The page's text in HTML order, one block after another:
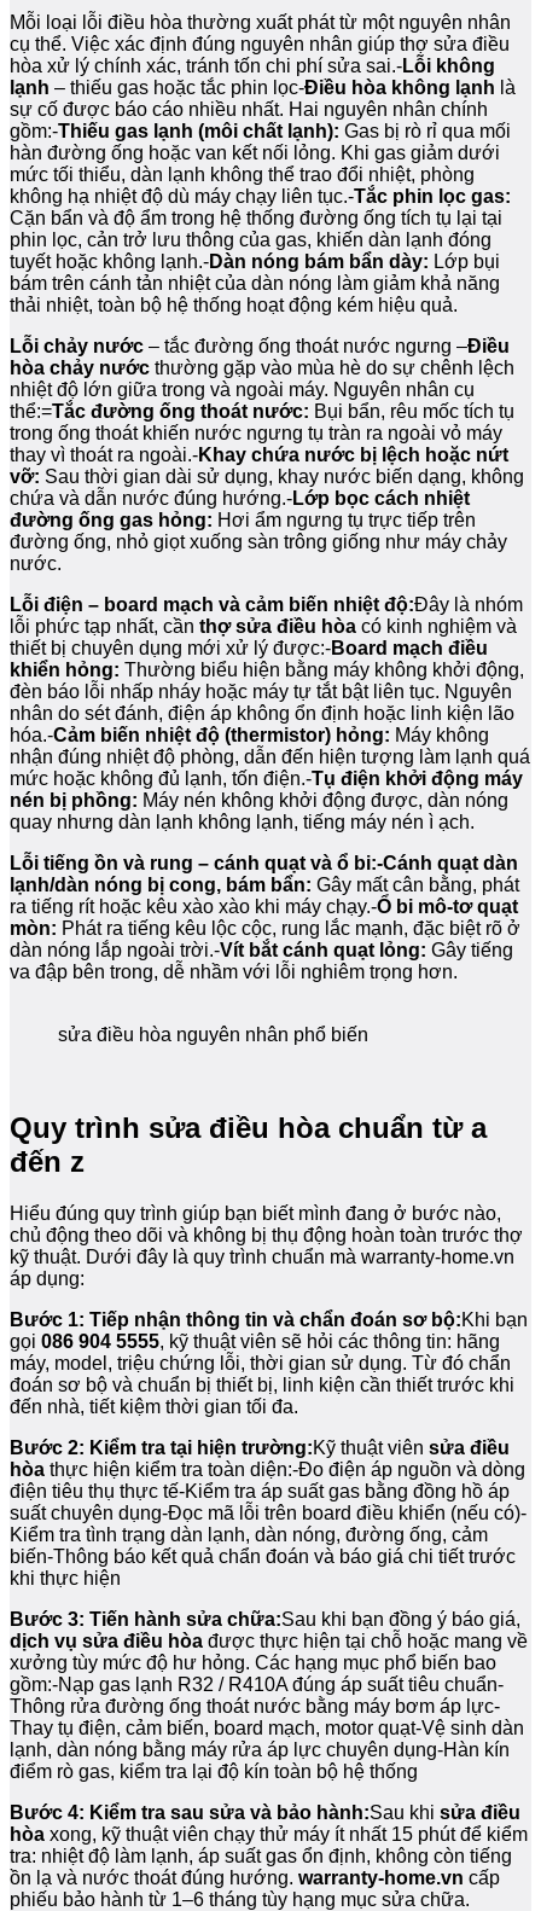
Mỗi loại lỗi điều hòa thường xuất phát từ một nguyên nhân
cụ thể. Việc xác định đúng nguyên nhân giúp thợ sửa điều
hòa xử lý chính xác, tránh tốn chi phí sửa sai.-Lỗi không
lạnh – thiếu gas hoặc tắc phin lọc-Điều hòa không lạnh là
sự cố được báo cáo nhiều nhất. Hai nguyên nhân chính
gồm:-Thiếu gas lạnh (môi chất lạnh): Gas bị rò rỉ qua mối
hàn đường ống hoặc van kết nối lỏng. Khi gas giảm dưới
mức tối thiểu, dàn lạnh không thể trao đổi nhiệt, phòng
không hạ nhiệt độ dù máy chạy liên tục.-Tắc phin lọc gas:
Cặn bẩn và độ ẩm trong hệ thống đường ống tích tụ lại tại
phin lọc, cản trở lưu thông của gas, khiến dàn lạnh đóng
tuyết hoặc không lạnh.-Dàn nóng bám bẩn dày: Lớp bụi
bám trên cánh tản nhiệt của dàn nóng làm giảm khả năng
thải nhiệt, toàn bộ hệ thống hoạt động kém hiệu quả.
Lỗi chảy nước – tắc đường ống thoát nước ngưng –Điều
hòa chảy nước thường gặp vào mùa hè do sự chênh lệch
nhiệt độ lớn giữa trong và ngoài máy. Nguyên nhân cụ
thể:=Tắc đường ống thoát nước: Bụi bẩn, rêu mốc tích tụ
trong ống thoát khiến nước ngưng tụ tràn ra ngoài vỏ máy
thay vì thoát ra ngoài.-Khay chứa nước bị lệch hoặc nứt
vỡ: Sau thời gian dài sử dụng, khay nước biến dạng, không
chứa và dẫn nước đúng hướng.-Lớp bọc cách nhiệt
đường ống gas hỏng: Hơi ẩm ngưng tụ trực tiếp trên
đường ống, nhỏ giọt xuống sàn trông giống như máy chảy
nước.
Lỗi điện – board mạch và cảm biến nhiệt độ:Đây là nhóm
lỗi phức tạp nhất, cần thợ sửa điều hòa có kinh nghiệm và
thiết bị chuyên dụng mới xử lý được:-Board mạch điều
khiển hỏng: Thường biểu hiện bằng máy không khởi động,
đèn báo lỗi nhấp nháy hoặc máy tự tắt bật liên tục. Nguyên
nhân do sét đánh, điện áp không ổn định hoặc linh kiện lão
hóa.-Cảm biến nhiệt độ (thermistor) hỏng: Máy không
nhận đúng nhiệt độ phòng, dẫn đến hiện tượng làm lạnh quá
mức hoặc không đủ lạnh, tốn điện.-Tụ điện khởi động máy
nén bị phồng: Máy nén không khởi động được, dàn nóng
quay nhưng dàn lạnh không lạnh, tiếng máy nén ì ạch.
Lỗi tiếng ồn và rung – cánh quạt và ổ bi:-Cánh quạt dàn
lạnh/dàn nóng bị cong, bám bẩn: Gây mất cân bằng, phát
ra tiếng rít hoặc kêu xào xào khi máy chạy.-Ổ bi mô-tơ quạt
mòn: Phát ra tiếng kêu lộc cộc, rung lắc mạnh, đặc biệt rõ ở
dàn nóng lắp ngoài trời.-Vít bắt cánh quạt lỏng: Gây tiếng
va đập bên trong, dễ nhầm với lỗi nghiêm trọng hơn.
sửa điều hòa nguyên nhân phổ biến
Quy trình sửa điều hòa chuẩn từ a
đến z
Hiểu đúng quy trình giúp bạn biết mình đang ở bước nào,
chủ động theo dõi và không bị thụ động hoàn toàn trước thợ
kỹ thuật. Dưới đây là quy trình chuẩn mà warranty-home.vn
áp dụng:
Bước 1: Tiếp nhận thông tin và chẩn đoán sơ bộ:Khi bạn
gọi 086 904 5555, kỹ thuật viên sẽ hỏi các thông tin: hãng
máy, model, triệu chứng lỗi, thời gian sử dụng. Từ đó chẩn
đoán sơ bộ và chuẩn bị thiết bị, linh kiện cần thiết trước khi
đến nhà, tiết kiệm thời gian tối đa.
Bước 2: Kiểm tra tại hiện trường:Kỹ thuật viên sửa điều
hòa thực hiện kiểm tra toàn diện:-Đo điện áp nguồn và dòng
điện tiêu thụ thực tế-Kiểm tra áp suất gas bằng đồng hồ áp
suất chuyên dụng-Đọc mã lỗi trên board điều khiển (nếu có)-
Kiểm tra tình trạng dàn lạnh, dàn nóng, đường ống, cảm
biến-Thông báo kết quả chẩn đoán và báo giá chi tiết trước
khi thực hiện
Bước 3: Tiến hành sửa chữa:Sau khi bạn đồng ý báo giá,
dịch vụ sửa điều hòa được thực hiện tại chỗ hoặc mang về
xưởng tùy mức độ hư hỏng. Các hạng mục phổ biến bao
gồm:-Nạp gas lạnh R32 / R410A đúng áp suất tiêu chuẩn-
Thông rửa đường ống thoát nước bằng máy bơm áp lực-
Thay tụ điện, cảm biến, board mạch, motor quạt-Vệ sinh dàn
lạnh, dàn nóng bằng máy rửa áp lực chuyên dụng-Hàn kín
điểm rò gas, kiểm tra lại độ kín toàn bộ hệ thống
Bước 4: Kiểm tra sau sửa và bảo hành:Sau khi sửa điều
hòa xong, kỹ thuật viên chạy thử máy ít nhất 15 phút để kiểm
tra: nhiệt độ làm lạnh, áp suất gas ổn định, không còn tiếng
ồn lạ và nước thoát đúng hướng. warranty-home.vn cấp
phiếu bảo hành từ 1–6 tháng tùy hạng mục sửa chữa.